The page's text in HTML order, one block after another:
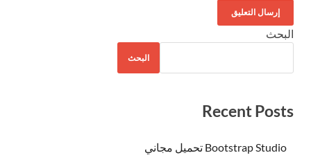
البحث
البحث
Recent Posts
Bootstrap Studio تحميل مجاني